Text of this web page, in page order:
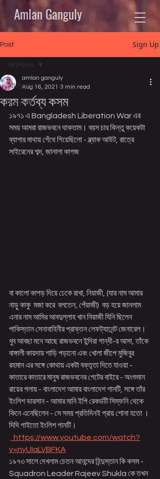
Amlan Ganguly
Post Sign Up
All Posts
সিনেমাবেলা
All Posts
করম কর্তব্য কসম
amlan ganguly
Aug 16, 2021 3 min read
১৯৭১ এ Bangladesh Liberation War এর
সময় আমরা রাজভবনে থাকতাম। বয়স চার কিন্তু কয়েকটা
ব্যাপার মাথায় গেঁথে গিয়েছিলো - ব্ল্যাক আউট, রাত্রে
সাইরেনের শব্দ, জানালা কাগজ
বা কালো কাপড় দিয়ে ঢেকে রাখা, নিয়াজী, (যার নাম আমার
নাড়ু কাকু  মজা করে  বলতেন, পেঁয়াজী)  বড় হয়ে জানলাম
এনার নাম আমির আবদুল্লাহ খান নিয়াজী যিনি ছিলেন
পাকিস্তান সেনাবাহিনীর প্রাক্তন লেফট্যানেন্ট জেনারেল।
খুব আবছা মনে আছে রাজভবনে ইন্দিরা গান্ধী-র আসা, তাঁকে
বাঙ্গালী কায়দায় শাড়ি পড়ানো এবং খোলা জীপে মুজিবুর
রহমান এর সঙ্গে কোথায় একটা বক্তৃতা দিতে যাওয়া -
কাতারে কাতারে মানুষ রাজভবনের গেটের বাইরে - অংশুমান
রায়ের গলায় - বাংলাদেশ আমার বাংলাদেশ গানটি, সঙ্গে তাঁর
ইংলিশ ভারসান - আমার মানি ইপি রেকর্ডটি সিম্ফনি থেকে
কিনে এনেছিলেন - সে সময় প্রতিদিনই প্রায় শোনা হতো ।
দিদি গাইতো ইংলিশ গানটি।
  https://www.youtube.com/watch?
v=nyUIaLVBFKA
১৯৭৩ সালে দেখলাম চেতন আনন্দের হিন্দুস্তান কি কসম -
Squadron Leader Rajeev Shukla কে তখন